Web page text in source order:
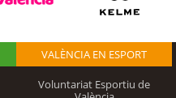
VALÈNCIA EN ESPORT
Voluntariat Esportiu de